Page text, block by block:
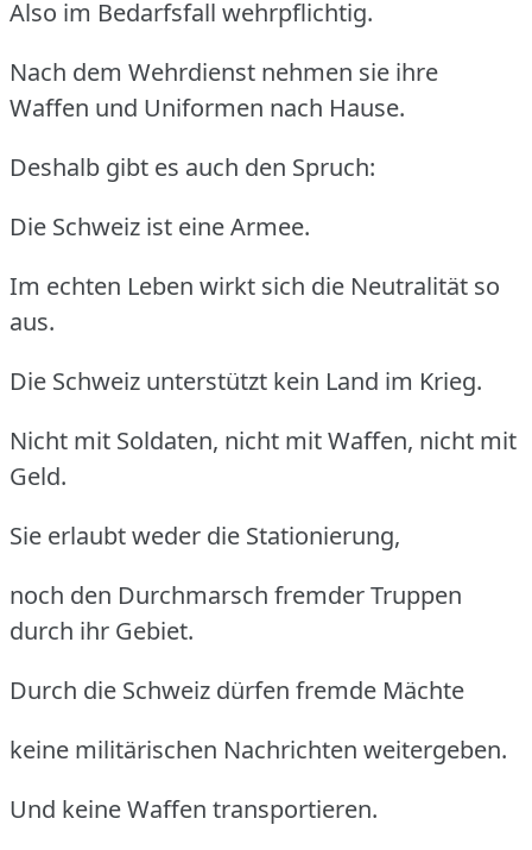
Also im Bedarfsfall wehrpflichtig.
Nach dem Wehrdienst nehmen sie ihre
Waffen und Uniformen nach Hause.
Deshalb gibt es auch den Spruch:
Die Schweiz ist eine Armee.
Im echten Leben wirkt sich die Neutralität so
aus.
Die Schweiz unterstützt kein Land im Krieg.
Nicht mit Soldaten, nicht mit Waffen, nicht mit
Geld.
Sie erlaubt weder die Stationierung,
noch den Durchmarsch fremder Truppen
durch ihr Gebiet.
Durch die Schweiz dürfen fremde Mächte
keine militärischen Nachrichten weitergeben.
Und keine Waffen transportieren.